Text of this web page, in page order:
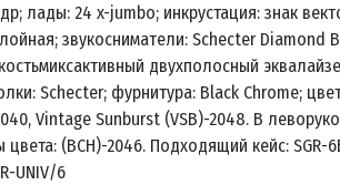
лады: 24 x-jumbo; инкрустация: знак
звукосниматели: Schecter Diamond
двухполосный
Schecter; фурнитура: Black Chrome;
Vintage Sunburst (VSB)-2048. В
цвета: (BCH)-2046. Подходящий кейс: SGR-
UNIV/6